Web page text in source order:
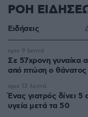
ΡΟΗ
Ειδήσεις
Σε 57χρονη γυναίκα
από πτώση ο θάνατος
πριν 9 λεπτά
Ένας γιατρός δίνει
υγεία μετά τα 50
πριν 13 λεπτά